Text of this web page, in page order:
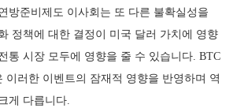
방준비제도 이사회는 또 다른 불확실성을
정책에 대한 결정이 미국 달러 가치에 영향
통 시장 모두에 영향을 줄 수 있습니다. BTC
이러한 이벤트의 잠재적 영향을 반영하며 역
게 다릅니다.